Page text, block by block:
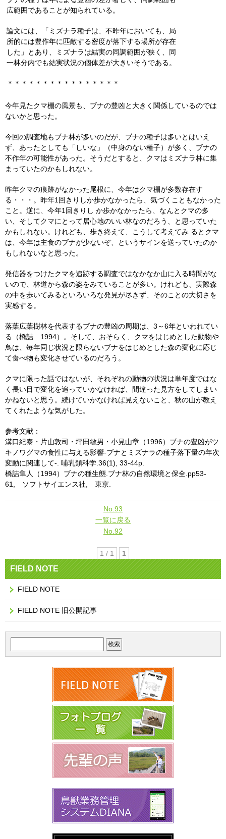
広範囲であることが知られている。
論文には、「ミズナラ種子は、不昨年においても、局
所的には豊作年に匹敵する密度が落下する場所が存在
した」とあり、ミズナラは結実の同調範囲が狭く、同
一林分内でも結実状況の個体差が大きいそうである。
＊＊＊＊＊＊＊＊＊＊＊＊＊＊＊＊
今年見たクマ棚の風景も、ブナの豊凶と大きく関係しているのでは
ないかと思った。
今回の調査地もブナ林が多いのだが、ブナの種子は多いとはいえ
ず、あったとしても「しいな」（中身のない種子）が多く、ブナの
不作年の可能性があった。そうだとすると、クマはミズナラ林に集
まっていたのかもしれない。
昨年クマの痕跡がなかった尾根に、今年はクマ棚が多数存在す
る・・・。昨年1回きりしか歩かなかったら、気づくこともなかった
こと。逆に、今年1回きりし か歩かなかったら、なんとクマの多
い、そしてクマにとって居心地のいい林なのだろう、と思っていた
かもしれない。けれども、歩き終えて、こうして考えてみ るとクマ
は、今年は主食のブナが少ないぞ、というサインを送っていたのか
もしれないなと思った。
発信器をつけたクマを追跡する調査ではなかなか山に入る時間がな
いので、林道から森の姿をみていることが多い。けれども、実際森
の中を歩いてみるといろいろな発見が尽きず、そのことの大切さを
実感する。
落葉広葉樹林を代表するブナの豊凶の周期は、3～6年といわれてい
る（橋詰 1994）。そして、おそらく、クマをはじめとした動物や
鳥は、毎年同じ状況と限らないブナをはじめとした森の変化に応じ
て食べ物も変化させているのだろう。
クマに限った話ではないが、それぞれの動物の状況は単年度ではな
く長い目で変化を追っていかなければ、間違った見方をしてしまい
かねないと思う。続けていかなければ見えないこと、秋の山が教え
てくれたような気がした。
参考文献：
溝口紀泰・片山敦司・坪田敏男・小見山章（1996）ブナの豊凶がツ
キノワグマの食性に与える影響-ブナとミズナラの種子落下量の年次
変動に関連して-. 哺乳類科学.36(1), 33-44p.
橋詰隼人（1994）ブナの種生態.ブナ林の自然環境と保全.pp53-
61, ソフトサイエンス社, 東京.
No.93
一覧に戻る
No.92
1 / 1 1
FIELD NOTE
FIELD NOTE
FIELD NOTE 旧公開記事